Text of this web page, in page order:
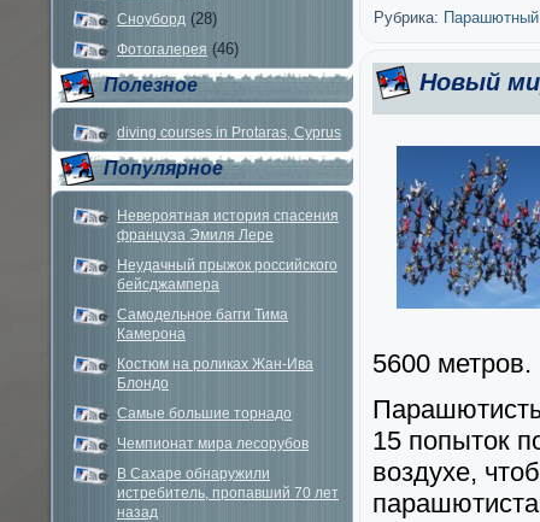
Сноуборд (28)
Фотогалерея (46)
Полезное
diving courses in Protaras, Cyprus
Популярное
Невероятная история спасения
француза Эмиля Лере
Неудачный прыжок российского
бейсджампера
Самодельное багги Тима
Камерона
Костюм на роликах Жан-Ива
Блондо
Самые большие торнадо
Чемпионат мира лесорубов
В Сахаре обнаружили
истребитель, пропавший 70 лет
назад
Рубрика: Парашютный
Новый
5600 метров.
15 попыток
воздухе,